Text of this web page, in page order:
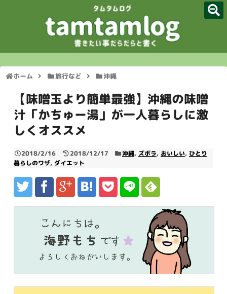
ホーム 旅行など 沖縄
【味噌玉より簡単最強】沖縄の味噌
汁「かちゅー湯」が一人暮らしに激
しくオススメ
2018/2/16 2018/12/17 沖縄, ズボラ, おいしい, ひとり
暮らしのワザ, ダイエット
サイトマップ
脱毛体験談
ダイエット関連
歯ブラシマニア
お問い合わせフォーム